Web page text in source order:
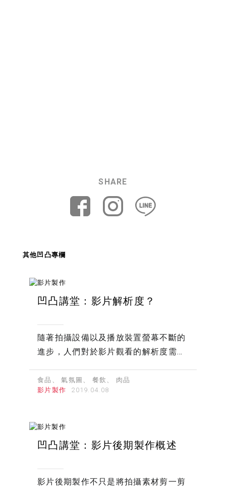
SHARE
其他凹凸專欄
凹凸講堂：影片解析度？
隨著拍攝設備以及播放裝置螢幕不斷的
進步，人們對於影片觀看的解析度需求
凸也提供許多規格與解析度的選擇。
食品 氣氛圖 餐飲
肉品
影片製作
凹凸講堂：影片後期製作概述
影片後期製作不只是將拍攝素材剪一剪